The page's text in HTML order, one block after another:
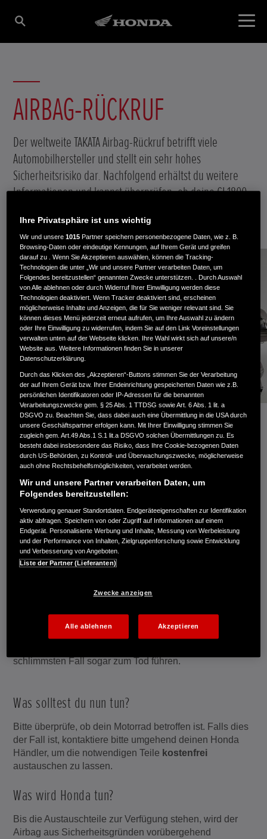
AIRBAG-RÜCKRUF
Der weltweite TAKATA Airbag-Rückruf betrifft viele
Automobilhersteller und stellt ein sehr hohes
Sicherheitsrisiko dar. Nachfolgend erhältst du weitere
Informationen und kannst überprüfen, ob deine GL1800,
betroffen ist.
Reagiere sofort
MEIN MOTORRAD PRÜFEN
Die Gefahr für dich
Gefahr, dass sich ein zu starker Innendruck aufbaut.
und Metallsplitter können herausgeschleudert werden.
schlimmsten Fall sogar zum Tod führen.
Was solltest du nun tun?
Bitte überprüfe, ob dein Motorrad betroffen ist. Falls dies
der Fall ist, kontaktiere bitte umgehend deinen Honda
Händler, um die notwendigen Teile kostenfrei
austauschen zu lassen.
Was wird Honda tun?
Bis die Austauschteile zur Verfügung stehen, wird der
Airbag aus Sicherheitsgründen vorübergehend
Ihre Privatsphäre ist uns wichtig
Wir und unsere1015 Partner speichern personenbezogene Daten, wie z. B.
Browsing-Daten oder eindeutige Kennungen, auf Ihrem Gerät und greifen
darauf zu . Wenn Sie Akzeptieren auswählen, können die Tracking-
Technologien die unter „Wir und unsere Partner verarbeiten Daten, um
Folgendes bereitzustellen“ genannten Zwecke unterstützen. . Durch Auswahl
von Alle ablehnen oder durch Widerruf Ihrer Einwilligung werden diese
Technologien deaktiviert. Wenn Tracker deaktiviert sind, erscheinen
möglicherweise Inhalte und Anzeigen, die für Sie weniger relevant sind. Sie
können dieses Menü jederzeit erneut aufrufen, um Ihre Auswahl zu ändern
oder Ihre Einwilligung zu widerrufen, indem Sie auf den Link Voreinstellungen
verwalten unten auf der Webseite klicken. Ihre Wahl wirkt sich auf unsere/n
Website aus. Weitere Informationen finden Sie in unserer
Datenschutzerklärung.
Durch das Klicken des „Akzeptieren“-Buttons stimmen Sie der Verarbeitung
der auf Ihrem Gerät bzw. Ihrer Endeinrichtung gespeicherten Daten wie z.B.
persönlichen Identifikatoren oder IP-Adressen für die benannten
Verarbeitungszwecke gem. § 25 Abs. 1 TTDSG sowie Art. 6 Abs. 1 lit. a
DSGVO zu. Beachten Sie, dass dabei auch eine Übermittlung in die USA durch
unsere Geschäftspartner erfolgen kann. Mit Ihrer Einwilligung stimmen Sie
zugleich gem. Art.49 Abs.1 S.1 lit.a DSGVO solchen Übermittlungen zu. Es
besteht dabei insbesondere das Risiko, dass Ihre Cookie-bezogenen Daten
durch US-Behörden, zu Kontroll- und Überwachungszwecke, möglicherweise
auch ohne Rechtsbehelfsmöglichkeiten, verarbeitet werden.
Wir und unsere Partner verarbeiten Daten, um
Folgendes bereitzustellen:
Verwendung genauer Standortdaten. Endgeräteeigenschaften zur Identifikation
aktiv abfragen. Speichern von oder Zugriff auf Informationen auf einem
Endgerät. Personalisierte Werbung und Inhalte, Messung von Werbeleistung
und der Performance von Inhalten, Zielgruppenforschung sowie Entwicklung
und Verbesserung von Angeboten.
Liste der Partner (Lieferanten)
Zwecke anzeigen
Alle ablehnen Akzeptieren